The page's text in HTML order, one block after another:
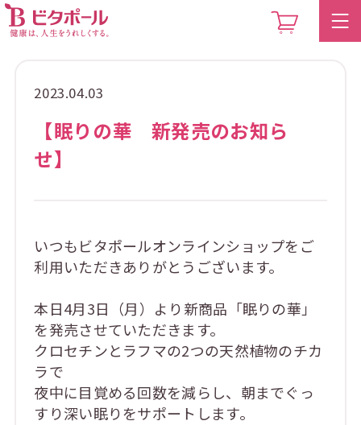
2023.04.03
【眠りの華 新発売のお知ら
せ】
いつもビタポールオンラインショップをご
利用いただきありがとうございます。
本日4月3日（月）より新商品「眠りの華」
を発売させていただきます。
クロセチンとラフマの2つの天然植物のチカ
ラで
夜中に目覚める回数を減らし、朝までぐっ
すり深い眠りをサポートします。